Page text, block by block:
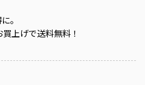
。
上げで送料無料！